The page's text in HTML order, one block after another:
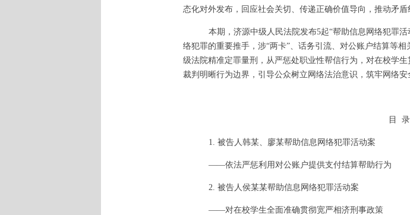
态化对外发布，回应社会关切、传递正确价值导向，推动矛盾
本期，济源中级人民法院发布5起“帮助信息网络犯罪活
络犯罪的重要推手，涉“两卡”、话务引流、对公账户结算等
级法院精准定罪量刑，从严惩处职业性帮信行为，对在校学
裁判明晰行为边界，引导公众树立网络法治意识，筑牢网络安
目 录
1. 被告人韩某、廖某帮助信息网络犯罪活动案
——依法严惩利用对公账户提供支付结算帮助行为
2. 被告人侯某某帮助信息网络犯罪活动案
——对在校学生全面准确贯彻宽严相济刑事政策